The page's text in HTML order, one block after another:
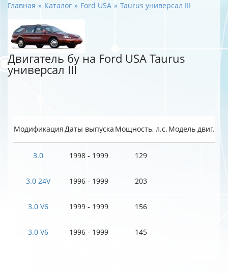
Главная Каталог Ford USA Taurus универсал III
Двигатель бу на Ford USA Taurus
универсал III
МодификацияДаты выпуска Мощность, л.с. Модель двиг.
3.0 1998 - 1999 129
3.0 24V 1996 - 1999 203
3.0 V6 1999 - 1999 156
3.0 V6 1996 - 1999 145